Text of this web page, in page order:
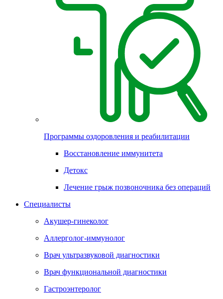
Программы оздоровления и реабилитации
Восстановление иммунитета
Детокс
Лечение грыж позвоночника без операций
Специалисты
Акушер-гинеколог
Аллерголог-иммунолог
Врач ультразвуковой диагностики
Врач функциональной диагностики
Гастроэнтеролог